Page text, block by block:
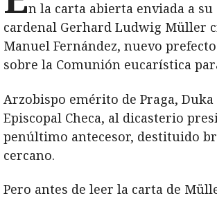
n la carta abierta enviada a
cardenal Gerhard Ludwig Müller
Manuel Fernández, nuevo
sobre la Comunión eucarística
Arzobispo emérito de Praga,
Episcopal Checa, al dicasterio
penúltimo antecesor, destituido
cercano.
Pero antes de leer la carta de